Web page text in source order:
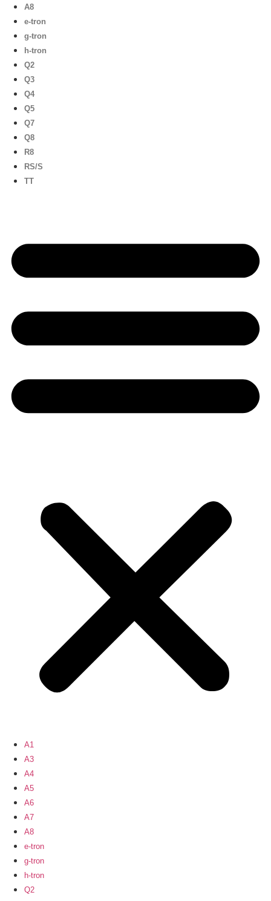
A8
e-tron
g-tron
h-tron
Q2
Q3
Q4
Q5
Q7
Q8
R8
RS/S
TT
A1
A3
A4
A5
A6
A7
A8
e-tron
g-tron
h-tron
Q2